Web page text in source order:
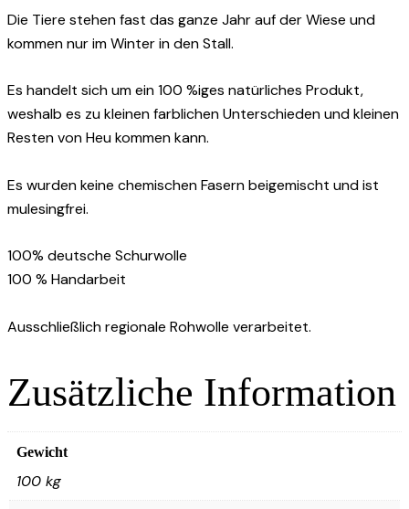
Die Tiere stehen fast das ganze Jahr auf der Wiese und
kommen nur im Winter in den Stall.
Es handelt sich um ein 100 %iges natürliches Produkt,
weshalb es zu kleinen farblichen Unterschieden und kleinen
Resten von Heu kommen kann.
Es wurden keine chemischen Fasern beigemischt und ist
mulesingfrei.
100% deutsche Schurwolle
100 % Handarbeit
Ausschließlich regionale Rohwolle verarbeitet.
Zusätzliche Information
Gewicht
100 kg